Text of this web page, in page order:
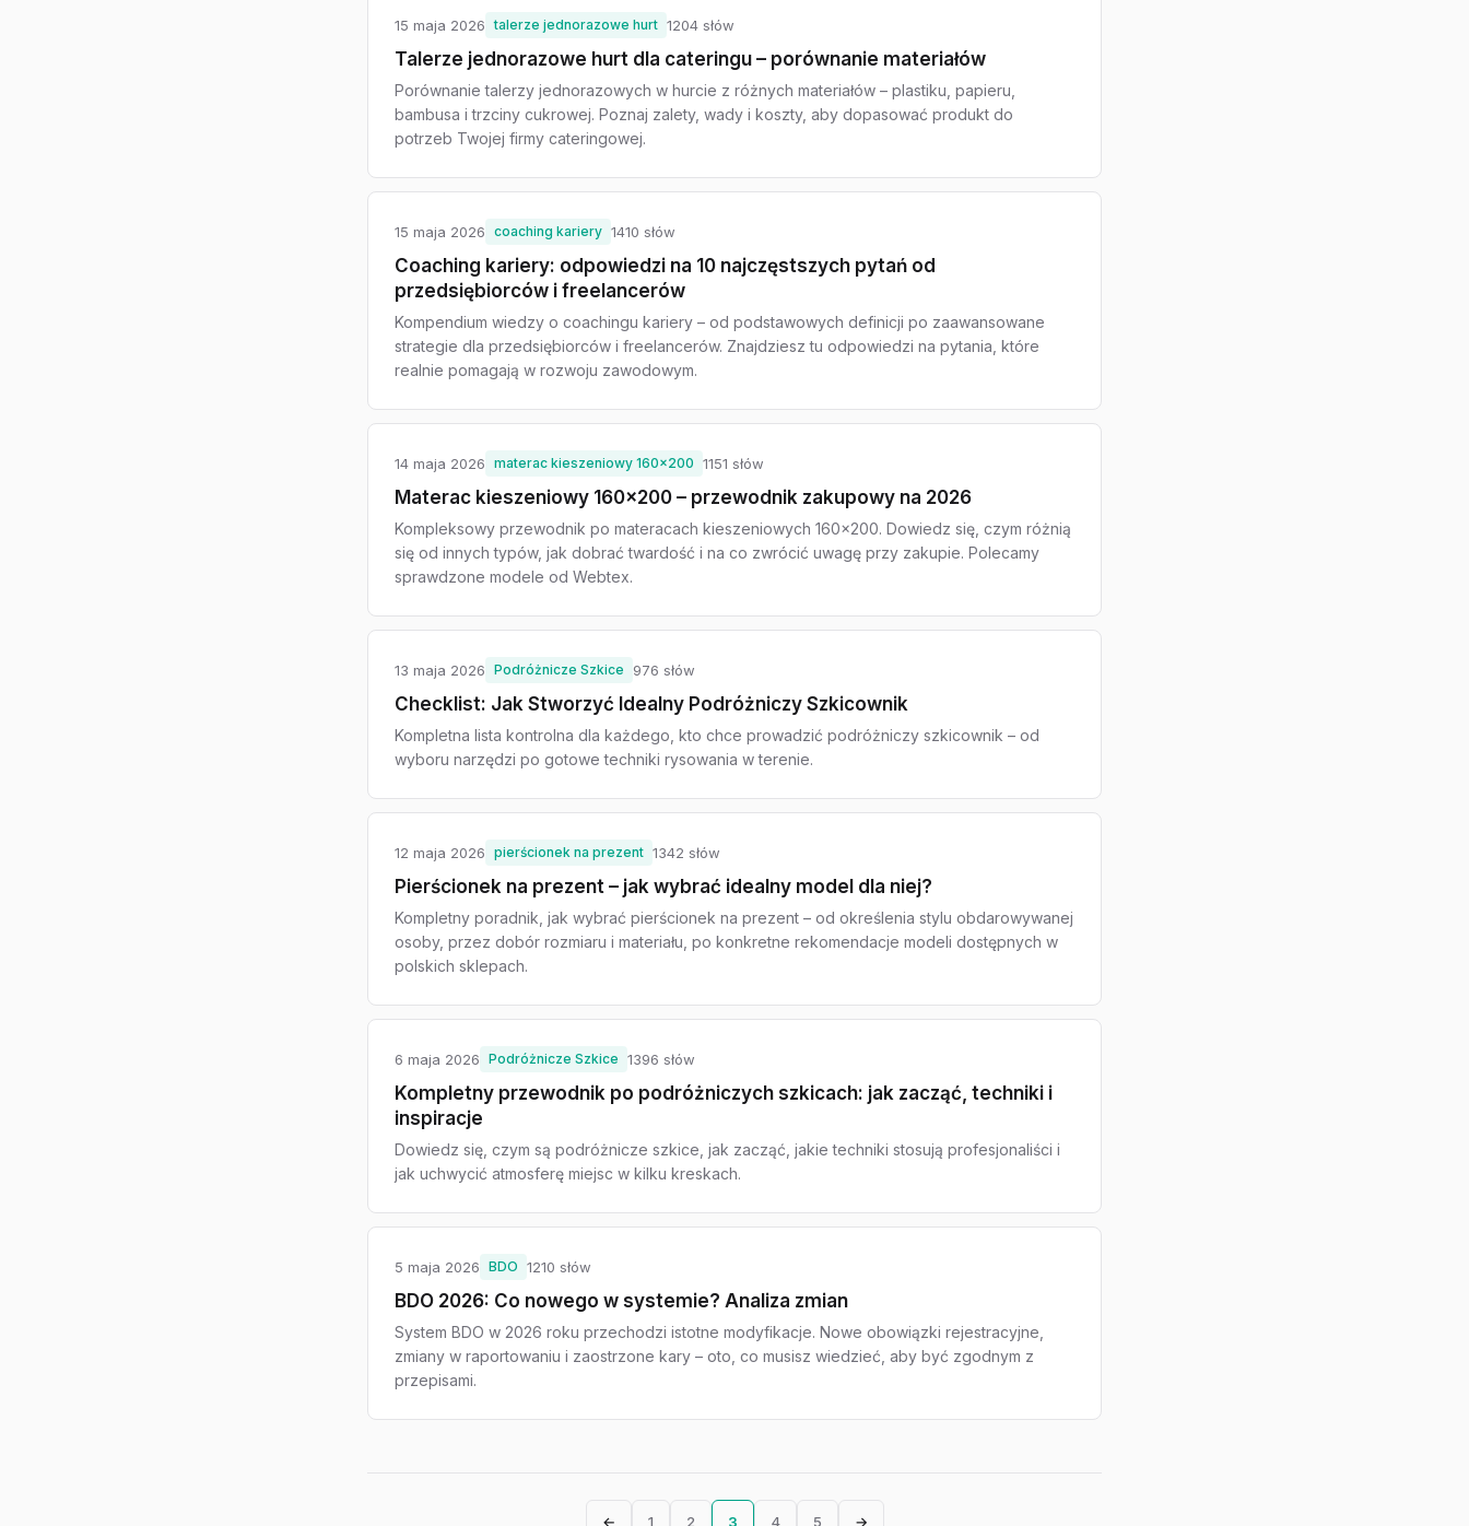
15 maja 2026 talerze jednorazowe hurt 1204 słów
Talerze jednorazowe hurt dla cateringu – porównanie materiałów
Porównanie talerzy jednorazowych w hurcie z różnych materiałów – plastiku, papieru,
bambusa i trzciny cukrowej. Poznaj zalety, wady i koszty, aby dopasować produkt do
potrzeb Twojej firmy cateringowej.
15 maja 2026 coaching kariery 1410 słów
Coaching kariery: odpowiedzi na 10 najczęstszych pytań od
przedsiębiorców i freelancerów
Kompendium wiedzy o coachingu kariery – od podstawowych definicji po zaawansowane
strategie dla przedsiębiorców i freelancerów. Znajdziesz tu odpowiedzi na pytania, które
realnie pomagają w rozwoju zawodowym.
14 maja 2026 materac kieszeniowy 160x200 1151 słów
Materac kieszeniowy 160x200 – przewodnik zakupowy na 2026
Kompleksowy przewodnik po materacach kieszeniowych 160x200. Dowiedz się, czym różnią
się od innych typów, jak dobrać twardość i na co zwrócić uwagę przy zakupie. Polecamy
sprawdzone modele od Webtex.
13 maja 2026 Podróżnicze Szkice 976 słów
Checklist: Jak Stworzyć Idealny Podróżniczy Szkicownik
Kompletna lista kontrolna dla każdego, kto chce prowadzić podróżniczy szkicownik – od
wyboru narzędzi po gotowe techniki rysowania w terenie.
12 maja 2026 pierścionek na prezent 1342 słów
Pierścionek na prezent – jak wybrać idealny model dla niej?
Kompletny poradnik, jak wybrać pierścionek na prezent – od określenia stylu obdarowywanej
osoby, przez dobór rozmiaru i materiału, po konkretne rekomendacje modeli dostępnych w
polskich sklepach.
6 maja 2026 Podróżnicze Szkice 1396 słów
Kompletny przewodnik po podróżniczych szkicach: jak zacząć, techniki i
inspiracje
Dowiedz się, czym są podróżnicze szkice, jak zacząć, jakie techniki stosują profesjonaliści i
jak uchwycić atmosferę miejsc w kilku kreskach.
5 maja 2026 BDO 1210 słów
BDO 2026: Co nowego w systemie? Analiza zmian
System BDO w 2026 roku przechodzi istotne modyfikacje. Nowe obowiązki rejestracyjne,
zmiany w raportowaniu i zaostrzone kary – oto, co musisz wiedzieć, aby być zgodnym z
przepisami.
← 1 2 3 4 5 →